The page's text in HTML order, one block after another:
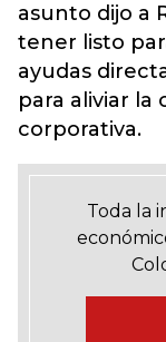
asunto dijo a
tener listo
ayudas
para aliviar la
corporativa.
Toda la